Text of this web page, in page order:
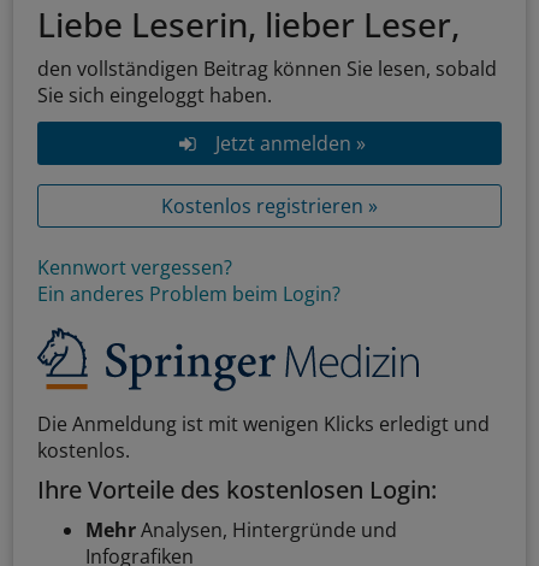
Liebe Leserin, lieber Leser,
den vollständigen Beitrag können Sie lesen, sobald
Sie sich eingeloggt haben.
Jetzt anmelden »
Kostenlos registrieren »
Kennwort vergessen?
Ein anderes Problem beim Login?
Die Anmeldung ist mit wenigen Klicks erledigt und
kostenlos.
Ihre Vorteile des kostenlosen Login:
MehrAnalysen, Hintergründe und
Infografiken